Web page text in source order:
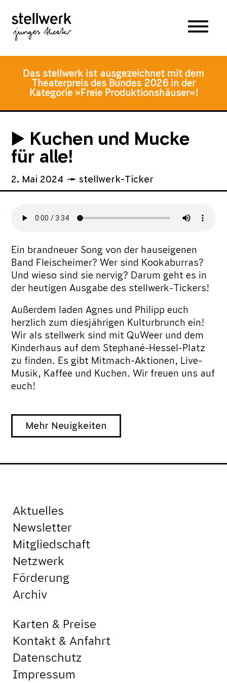
Hauptmenü
Inhalt
springen
Fusszeile
springen
Das stellwerk ist ausgezeichnet mit dem
Theaterpreis des Bundes 2026 in der
Kategorie »Freie Produktionshäuser«!
▶️ Kuchen und Mucke
für alle!
2. Mai 2024 stellwerk-Ticker
Ein brandneuer Song von der hauseigenen
Band Fleischeimer? Wer sind Kookaburras?
Und wieso sind sie nervig? Darum geht es in
der heutigen Ausgabe des stellwerk-Tickers!
Außerdem laden Agnes und Philipp euch
herzlich zum diesjährigen Kulturbrunch ein!
Wir als stellwerk sind mit QuWeer und dem
Kinderhaus auf dem Stephané-Hessel-Platz
zu finden. Es gibt Mitmach-Aktionen, Live-
Musik, Kaffee und Kuchen. Wir freuen uns auf
euch!
Mehr Neuigkeiten
Aktuelles
Newsletter
Mitgliedschaft
Netzwerk
Förderung
Archiv
Karten & Preise
Kontakt & Anfahrt
Datenschutz
Impressum